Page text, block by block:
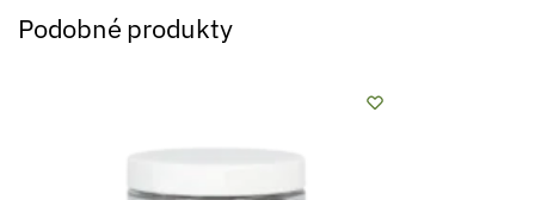
Podobné produkty